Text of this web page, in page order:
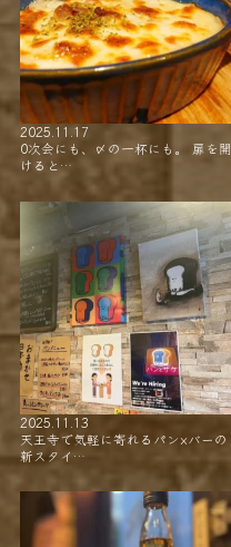
2025.11.17
0次会にも、〆の一杯にも。 扉を開
けると…
2025.11.13
天王寺で気軽に寄れるパン×バーの
新スタイ…